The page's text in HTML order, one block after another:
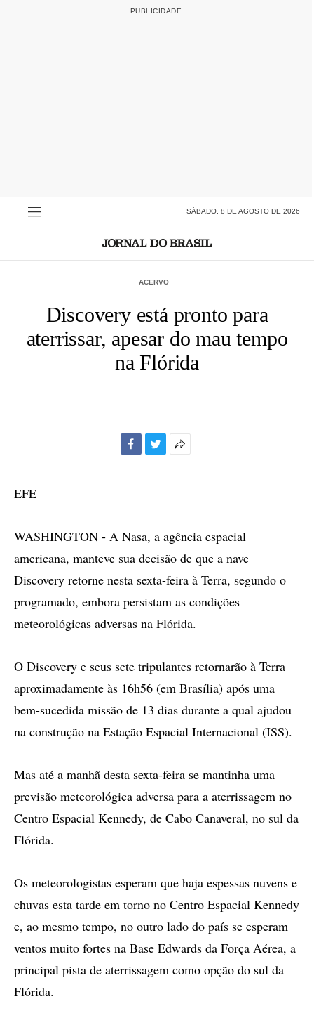
SÁBADO, 8 DE AGOSTO DE 2026
ACERVO
Discovery está pronto para
aterrissar, apesar do mau tempo
na Flórida
EFE
WASHINGTON - A Nasa, a agência espacial
americana, manteve sua decisão de que a nave
Discovery retorne nesta sexta-feira à Terra, segundo o
programado, embora persistam as condições
meteorológicas adversas na Flórida.
O Discovery e seus sete tripulantes retornarão à Terra
aproximadamente às 16h56 (em Brasília) após uma
bem-sucedida missão de 13 dias durante a qual ajudou
na construção na Estação Espacial Internacional (ISS).
Mas até a manhã desta sexta-feira se mantinha uma
previsão meteorológica adversa para a aterrissagem no
Centro Espacial Kennedy, de Cabo Canaveral, no sul da
Flórida.
Os meteorologistas esperam que haja espessas nuvens e
chuvas esta tarde em torno no Centro Espacial Kennedy
e, ao mesmo tempo, no outro lado do país se esperam
ventos muito fortes na Base Edwards da Força Aérea, a
principal pista de aterrissagem como opção do sul da
Flórida.